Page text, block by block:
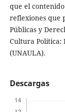
que el
reflexiones que
Públicas y
Cultura Política:
(UNAULA).
Descargas